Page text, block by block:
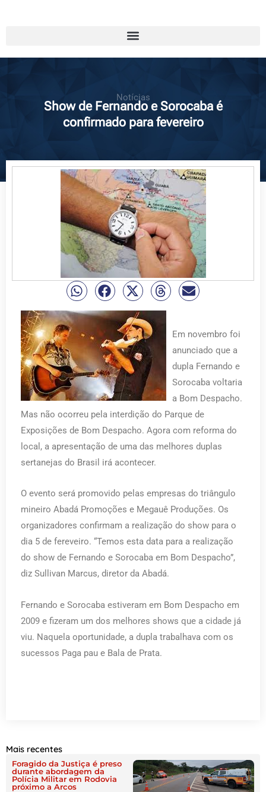
Notícias
Show de Fernando e Sorocaba é
confirmado para fevereiro
Em novembro foi
anunciado que a
dupla Fernando e
Sorocaba voltaria
a Bom Despacho.
Mas não ocorreu pela interdição do Parque de
Exposições de Bom Despacho. Agora com reforma do
local, a apresentação de uma das melhores duplas
sertanejas do Brasil irá acontecer.
O evento será promovido pelas empresas do triângulo
mineiro Abadá Promoções e Megauê Produções. Os
organizadores confirmam a realização do show para o
dia 5 de fereveiro. “Temos esta data para a realização
do show de Fernando e Sorocaba em Bom Despacho”,
diz Sullivan Marcus, diretor da Abadá.
Fernando e Sorocaba estiveram em Bom Despacho em
2009 e fizeram um dos melhores shows que a cidade já
viu. Naquela oportunidade, a dupla trabalhava com os
sucessos Paga pau e Bala de Prata.
Mais recentes
Foragido da Justiça é preso
durante abordagem da
Polícia Militar em Rodovia
próximo a Arcos